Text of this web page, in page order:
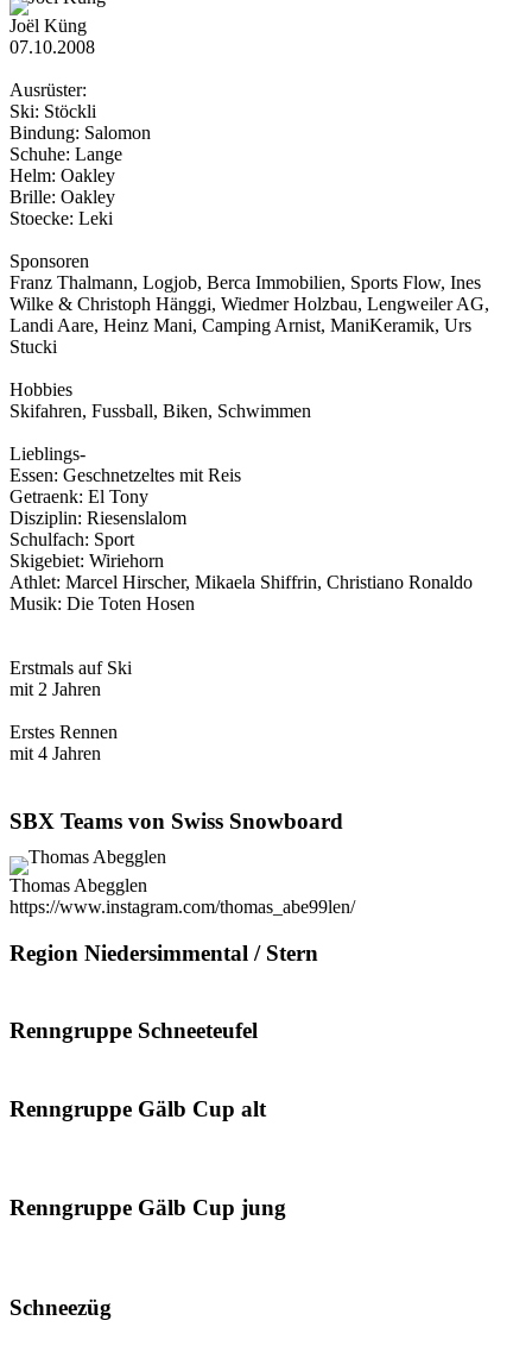
Joël Küng
07.10.2008
Ausrüster:
Ski: Stöckli
Bindung: Salomon
Schuhe: Lange
Helm: Oakley
Brille: Oakley
Stoecke: Leki
Sponsoren
Franz Thalmann, Logjob, Berca Immobilien, Sports Flow, Ines
Wilke & Christoph Hänggi, Wiedmer Holzbau, Lengweiler AG,
Landi Aare, Heinz Mani, Camping Arnist, ManiKeramik, Urs
Stucki
Hobbies
Skifahren, Fussball, Biken, Schwimmen
Lieblings-
Essen: Geschnetzeltes mit Reis
Getraenk: El Tony
Disziplin: Riesenslalom
Schulfach: Sport
Skigebiet: Wiriehorn
Athlet: Marcel Hirscher, Mikaela Shiffrin, Christiano Ronaldo
Musik: Die Toten Hosen
Erstmals auf Ski
mit 2 Jahren
Erstes Rennen
mit 4 Jahren
SBX Teams von Swiss Snowboard
Thomas Abegglen
https://www.instagram.com/thomas_abe99len/
Region Niedersimmental / Stern
Renngruppe Schneeteufel
Renngruppe Gälb Cup alt
Renngruppe Gälb Cup jung
Schneezüg